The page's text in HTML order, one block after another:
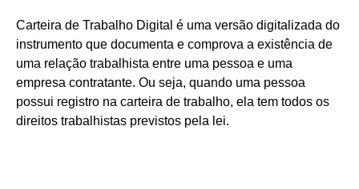
Carteira de Trabalho Digital é uma versão digitalizada do
instrumento que documenta e comprova a existência de
uma relação trabalhista entre uma pessoa e uma
empresa contratante. Ou seja, quando uma pessoa
possui registro na carteira de trabalho, ela tem todos os
direitos trabalhistas previstos pela lei.